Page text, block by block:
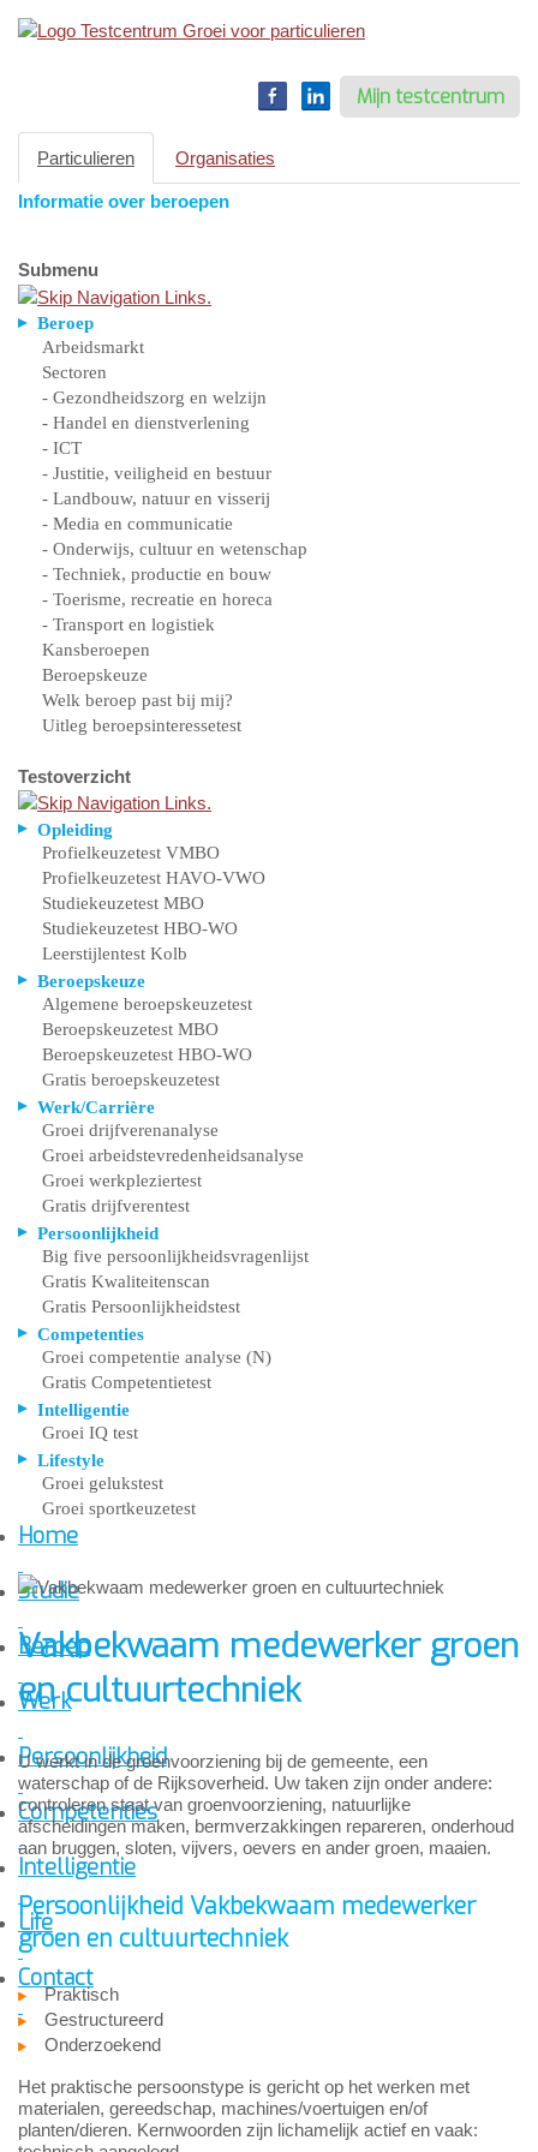
Mijn testcentrum
Particulieren Organisaties
Informatie over beroepen
Submenu
Beroep
Arbeidsmarkt
Sectoren
- Gezondheidszorg en welzijn
- Handel en dienstverlening
- ICT
- Justitie, veiligheid en bestuur
- Landbouw, natuur en visserij
- Media en communicatie
- Onderwijs, cultuur en wetenschap
- Techniek, productie en bouw
- Toerisme, recreatie en horeca
- Transport en logistiek
Kansberoepen
Beroepskeuze
Welk beroep past bij mij?
Uitleg beroepsinteressetest
Testoverzicht
Opleiding
Profielkeuzetest VMBO
Profielkeuzetest HAVO-VWO
Studiekeuzetest MBO
Studiekeuzetest HBO-WO
Leerstijlentest Kolb
Beroepskeuze
Algemene beroepskeuzetest
Beroepskeuzetest MBO
Beroepskeuzetest HBO-WO
Gratis beroepskeuzetest
Werk/Carrière
Groei drijfverenanalyse
Groei arbeidstevredenheidsanalyse
Groei werkpleziertest
Gratis drijfverentest
Persoonlijkheid
Big five persoonlijkheidsvragenlijst
Gratis Kwaliteitenscan
Gratis Persoonlijkheidstest
Competenties
Groei competentie analyse (N)
Gratis Competentietest
Intelligentie
Groei IQ test
Lifestyle
Groei gelukstest
Groei sportkeuzetest
Home
Studie
Beroep
Werk
Persoonlijkheid
Competenties
Intelligentie
Life
Contact
Vakbekwaam medewerker groen
en cultuurtechniek
U werkt in de groenvoorziening bij de gemeente, een
waterschap of de Rijksoverheid. Uw taken zijn onder andere:
controleren staat van groenvoorziening, natuurlijke
afscheidingen maken, bermverzakkingen repareren, onderhoud
aan bruggen, sloten, vijvers, oevers en ander groen, maaien.
Persoonlijkheid Vakbekwaam medewerker
groen en cultuurtechniek
Praktisch
Gestructureerd
Onderzoekend
Het praktische persoonstype is gericht op het werken met
materialen, gereedschap, machines/voertuigen en/of
planten/dieren. Kernwoorden zijn lichamelijk actief en vaak: